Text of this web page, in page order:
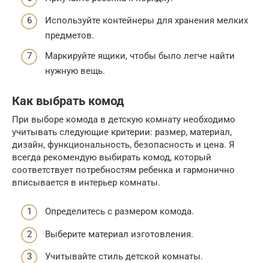
Используйте контейнеры для хранения мелких
предметов.
Маркируйте ящики, чтобы было легче найти
нужную вещь.
Как выбрать комод
При выборе комода в детскую комнату необходимо
учитывать следующие критерии: размер, материал,
дизайн, функциональность, безопасность и цена. Я
всегда рекомендую выбирать комод, который
соответствует потребностям ребенка и гармонично
вписывается в интерьер комнаты.
Определитесь с размером комода.
Выберите материал изготовления.
Учитывайте стиль детской комнаты.